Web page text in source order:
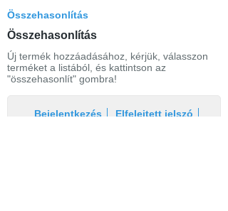
Összehasonlítás
Összehasonlítás
Új termék hozzáadásához, kérjük, válasszon
terméket a listából, és kattintson az
"összehasonlít" gombra!
Bejelentkezés
Elfelejtett jelszó